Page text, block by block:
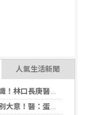
人氣生活新聞
打造永續護理職場，共創健康台灣
蛋白尿異常恐是洗腎警訊